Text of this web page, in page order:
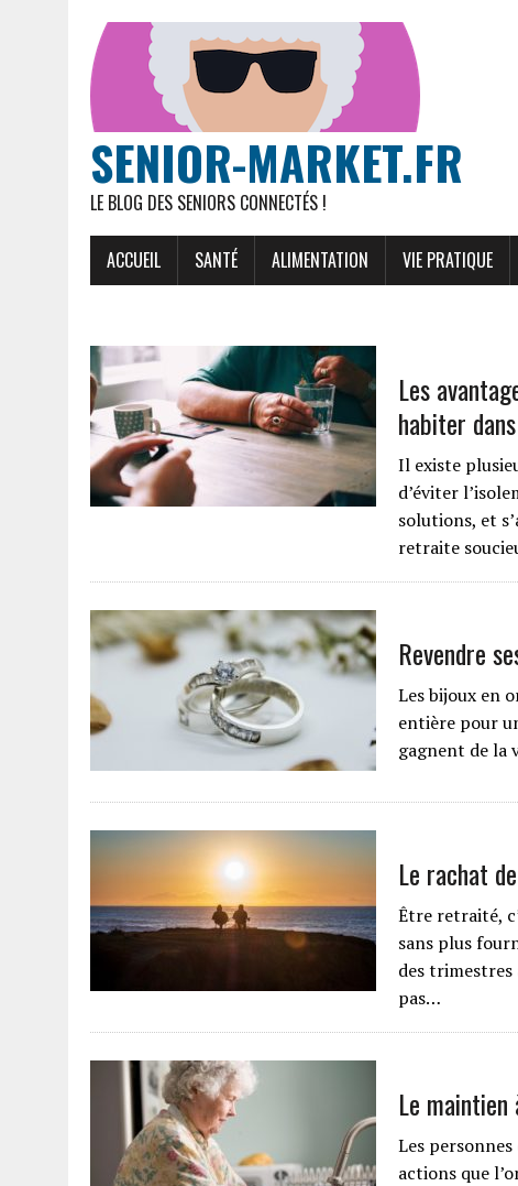
SENIOR-MARKET.FR
LE BLOG DES SENIORS CONNECTÉS !
ACCUEIL SANTÉ ALIMENTATION VIE PRATIQUE
Les
habiter
Il existe
d’éviter
solutions, et
retraite
Revendre
Les bijoux en
entière pour
gagnent de la
Le rachat
Être retraité,
sans plus
des
pas…
Le
Les
actions que